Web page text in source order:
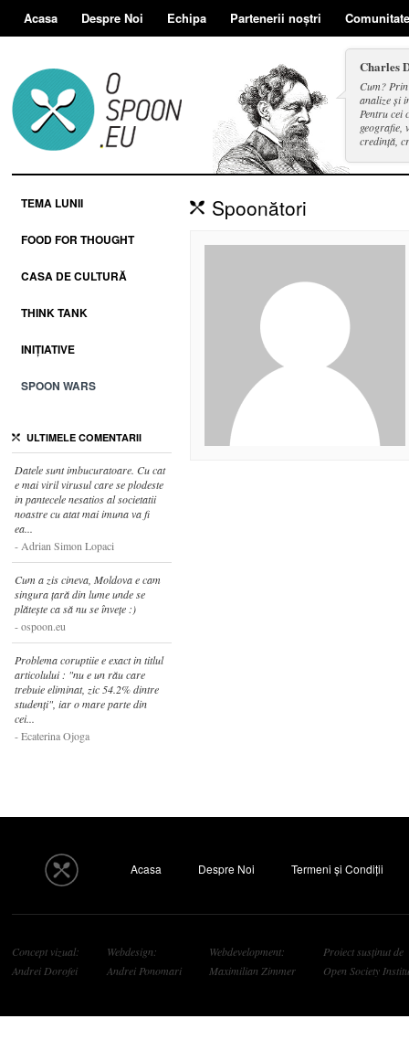
Acasa Despre Noi Echipa Partenerii noștri
Charles
Cum?
analize și
Pentru cei
geografie,
credință,
TEMA LUNII
FOOD FOR THOUGHT
CASA DE CULTURĂ
THINK TANK
INIȚIATIVE
SPOON WARS
ULTIMELE COMENTARII
Datele sunt imbucuratoare. Cu cat
e mai viril virusul care se plodeste
in pantecele nesatios al societatii
noastre cu atat mai imuna va fi
ea...
Adrian Simon Lopaci
Cum a zis cineva, Moldova e cam
singura țară din lume unde se
plătește ca să nu se învețe :)
ospoon.eu
Problema coruptiie e exact in titlul
articolului : "nu e un rău care
trebuie eliminat, zic 54.2% dintre
studenți", iar o mare parte din
cei...
Ecaterina Ojoga
Spoonători
Acasa Despre Noi Termeni și Condiții
Concept vizual:
Andrei Dorofei
Webdesign:
Andrei Ponomari
Webdevelopment:
Maximilian Zimmer
Proiect susținut de
Open Society